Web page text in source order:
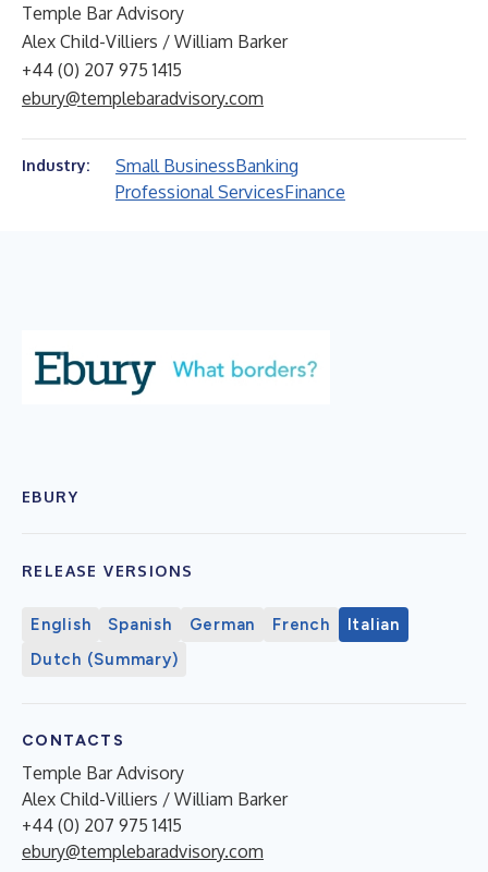
Temple Bar Advisory
Alex Child-Villiers / William Barker
+44 (0) 207 975 1415
ebury@templebaradvisory.com
Industry: Small BusinessBanking
Professional ServicesFinance
EBURY
RELEASE VERSIONS
English Spanish German French
Italian
Dutch (Summary)
CONTACTS
Temple Bar Advisory
Alex Child-Villiers / William Barker
+44 (0) 207 975 1415
ebury@templebaradvisory.com